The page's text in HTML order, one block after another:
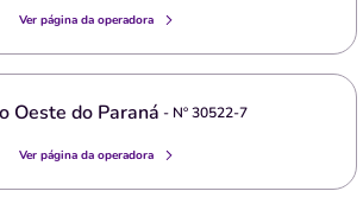
Ver página da operadora
Oeste do Paraná - Nº30522-7
Ver página da operadora